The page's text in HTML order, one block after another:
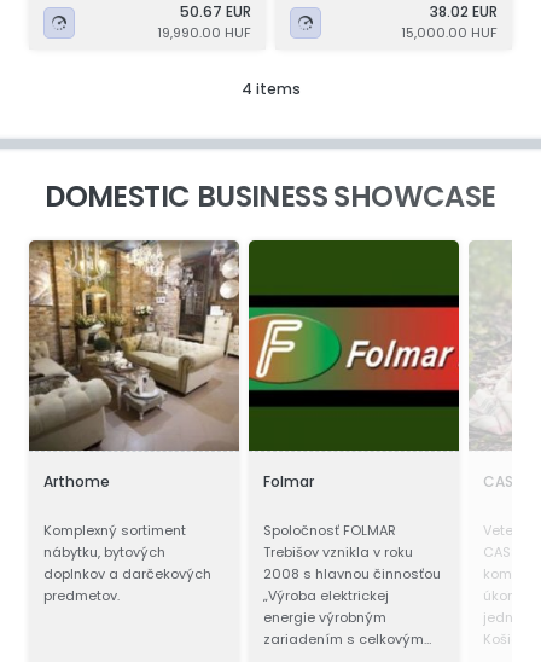
50.67 EUR
19,990.00 HUF
38.02 EUR
15,000.00 HUF
4 items
DOMESTIC BUSINESS SHOWCASE
Arthome
Komplexný sortiment
nábytku, bytových
doplnkov a darčekových
predmetov.
Folmar
Spoločnosť FOLMAR
Trebišov vznikla v roku
2008 s hlavnou činnosťou
„Výroba elektrickej
energie výrobným
zariadením s celkovým
úkonov
jednom